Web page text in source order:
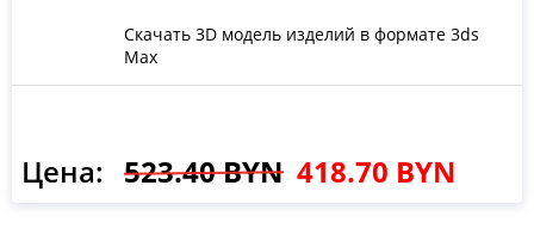
Скачать 3D модель изделий в формате 3ds
Max
Цена: 523.40 BYN 418.70 BYN